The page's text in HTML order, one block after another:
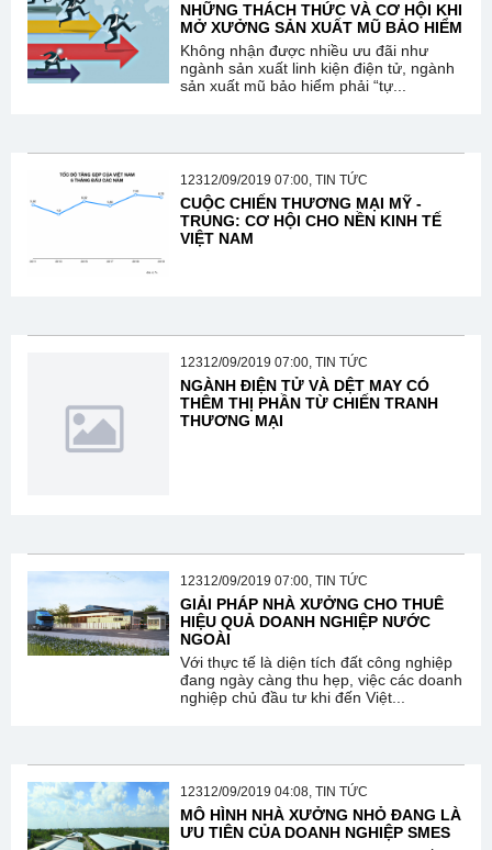
NHỮNG THÁCH THỨC VÀ CƠ HỘI KHI
MỞ XƯỞNG SẢN XUẤT MŨ BẢO HIỂM
Không nhận được nhiều ưu đãi như
ngành sản xuất linh kiện điện tử, ngành
sản xuất mũ bảo hiểm phải “tự...
12312/09/2019 07:00, TIN TỨC
CUỘC CHIẾN THƯƠNG MẠI MỸ -
TRUNG: CƠ HỘI CHO NỀN KINH TẾ
VIỆT NAM
12312/09/2019 07:00, TIN TỨC
NGÀNH ĐIỆN TỬ VÀ DỆT MAY CÓ
THÊM THỊ PHẦN TỪ CHIẾN TRANH
THƯƠNG MẠI
12312/09/2019 07:00, TIN TỨC
GIẢI PHÁP NHÀ XƯỞNG CHO THUÊ
HIỆU QUẢ DOANH NGHIỆP NƯỚC
NGOÀI
Với thực tế là diện tích đất công nghiệp
đang ngày càng thu hẹp, việc các doanh
nghiệp chủ đầu tư khi đến Việt...
12312/09/2019 04:08, TIN TỨC
MÔ HÌNH NHÀ XƯỞNG NHỎ ĐANG LÀ
ƯU TIÊN CỦA DOANH NGHIỆP SMES